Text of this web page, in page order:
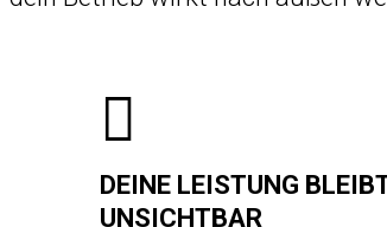
DEINE LEISTUNG
UNSICHTBAR